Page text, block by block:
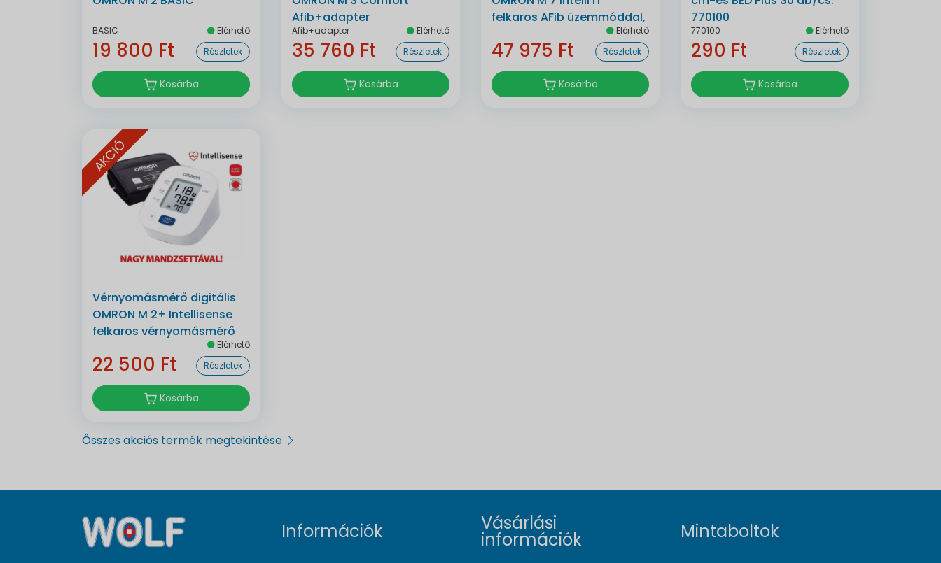
BASIC Elérhető
19 800 Ft Részletek
Kosárba
Afib+adapter
Afib+adapter Elérhető
35 760 Ft Részletek
Kosárba
felkaros AFib üzemmóddal,
bluetoothos automataElérhető
47 975 Ft Részletek
Kosárba
770100
770100 Elérhető
290 Ft Részletek
Kosárba
AKCIÓ
Vérnyomásmérő digitális
OMRON M 2+ Intellisense
felkaros vérnyomásmérő
Elérhető
22 500 Ft Részletek
Kosárba
Összes akciós termék megtekintése
Információk Vásárlási
információk Mintaboltok